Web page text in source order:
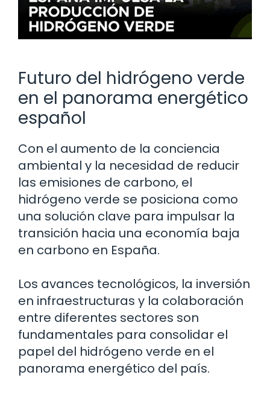
Futuro del hidrógeno verde
en el panorama energético
español
Con el aumento de la conciencia
ambiental y la necesidad de reducir
las emisiones de carbono, el
hidrógeno verde se posiciona como
una solución clave para impulsar la
transición hacia una economía baja
en carbono en España.
Los avances tecnológicos, la inversión
en infraestructuras y la colaboración
entre diferentes sectores son
fundamentales para consolidar el
papel del hidrógeno verde en el
panorama energético del país.